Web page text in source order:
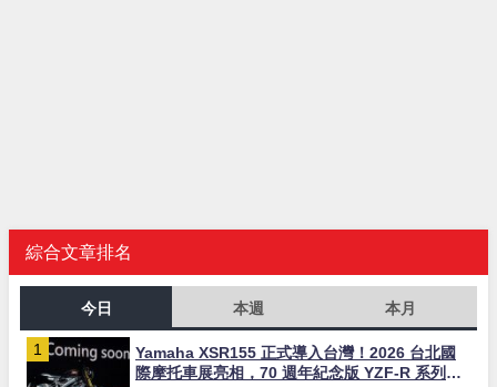
綜合文章排名
今日 本週 本月
Yamaha XSR155 正式導入台灣！2026 台北國
際摩托車展亮相，70 週年紀念版 YZF-R 系列限